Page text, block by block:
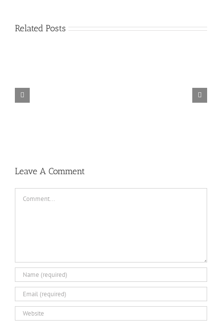
Related Posts
Leave A Comment